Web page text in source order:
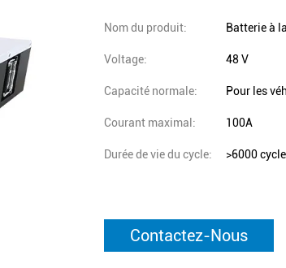
Nom du produit: Batterie à
Voltage: 48 V
Capacité normale: Pour les
Courant maximal: 100A
Durée de vie du cycle: >6000
Contactez-Nous